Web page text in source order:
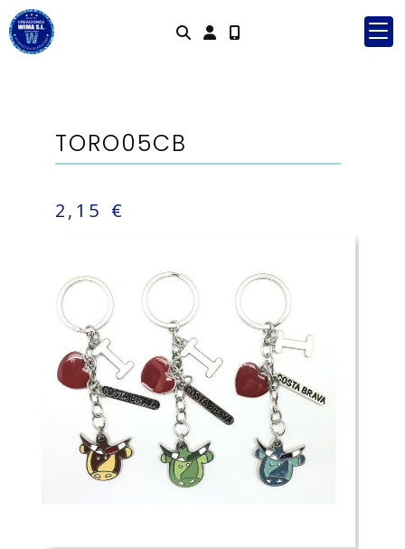
Identifícat
TORO05CB
2,15 €